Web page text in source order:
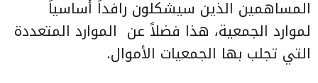
المساهمين الذين سيشكلون رافداً أساسياً
لموارد الجمعية، هذا فضلاً عن الموارد المتعددة
التي تجلب بها الجمعيات الأموال.